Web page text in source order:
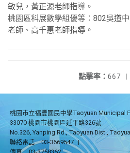
敏兒，黃正源老師指導。
桃園區科展數學組優等：802吳道
老師、高千惠老師指導。
點擊率： 667 |
桃園市立福豐國民中學Taoyuan Municipal
33070 桃園市桃園區延平路326號
No.326, Yanping Rd., Taoyuan Dist.,
聯絡電話
03-3669547 |